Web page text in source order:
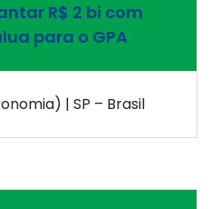
R$ 2 bi com
para o GPA
| SP – Brasil